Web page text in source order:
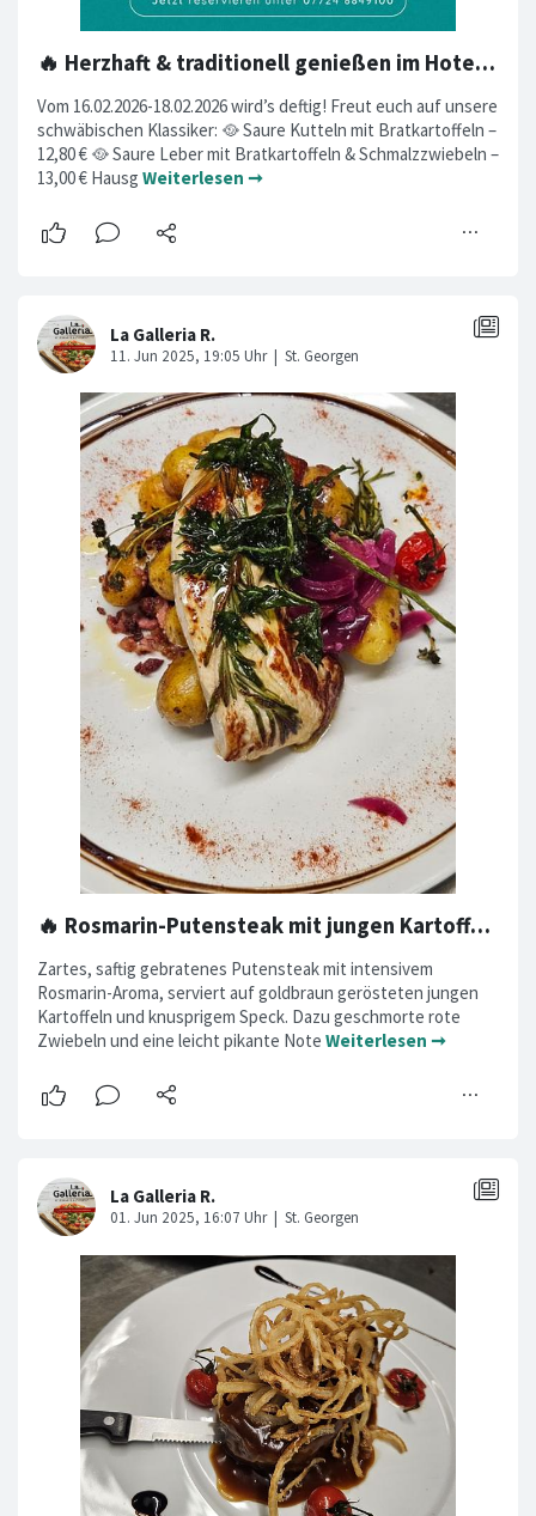
🔥 Herzhaft & traditionell genießen im Hotel FederWERK 🔥
Vom 16.02.2026-18.02.2026 wird’s deftig! Freut euch auf unsere
schwäbischen Klassiker: 🥘 Saure Kutteln mit Bratkartoffeln –
12,80 € 🥘 Saure Leber mit Bratkartoffeln & Schmalzzwiebeln –
13,00 € Hausg Weiterlesen ➞
🔥 Rosmarin-Putensteak mit jungen Kartoffeln & Speck 🔥
Zartes, saftig gebratenes Putensteak mit intensivem
Rosmarin-Aroma, serviert auf goldbraun gerösteten jungen
Kartoffeln und knusprigem Speck. Dazu geschmorte rote
Zwiebeln und eine leicht pikante Note Weiterlesen ➞